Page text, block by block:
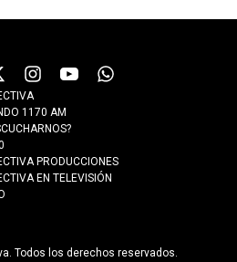
1170 AM
PRODUCCIONES
EN TELEVISIÓN
Todos los derechos reservados.